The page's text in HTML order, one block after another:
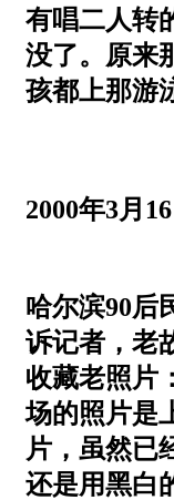
有唱二人
没了。原来
孩都上那游
2000年3月
哈尔滨90后
诉记者，老
收藏老照片
场的照片是
片，虽然已
还是用黑白